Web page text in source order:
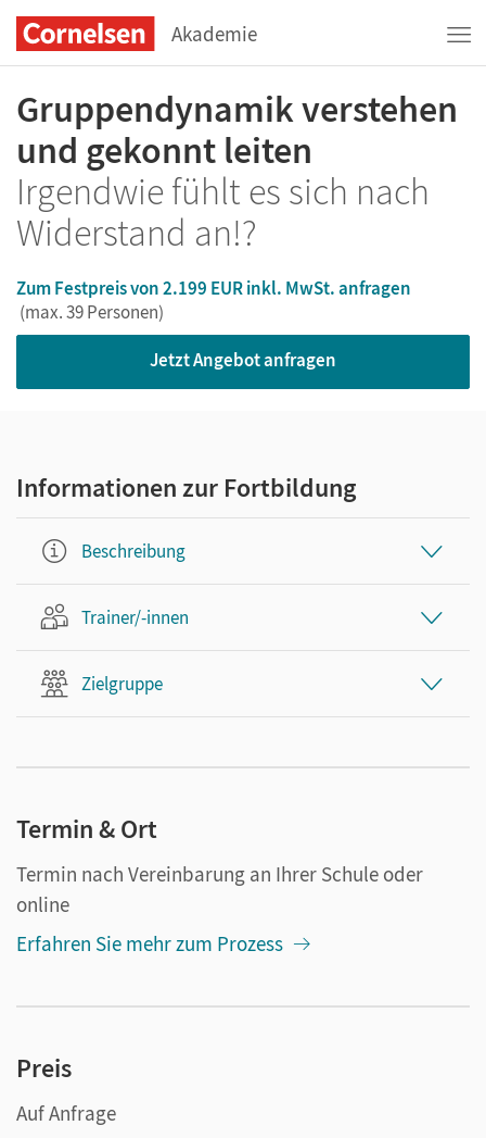
Akademie
Gruppendynamik verstehen
und gekonnt leiten
Irgendwie fühlt es sich nach
Widerstand an!?
Zum Festpreis von 2.199 EUR inkl. MwSt. anfragen
(max. 39 Personen)
Jetzt Angebot anfragen
Informationen zur Fortbildung
Beschreibung
Trainer/-innen
Zielgruppe
Termin & Ort
Termin nach Vereinbarung an Ihrer Schule oder
online
Erfahren Sie mehr zum Prozess
Preis
Auf Anfrage